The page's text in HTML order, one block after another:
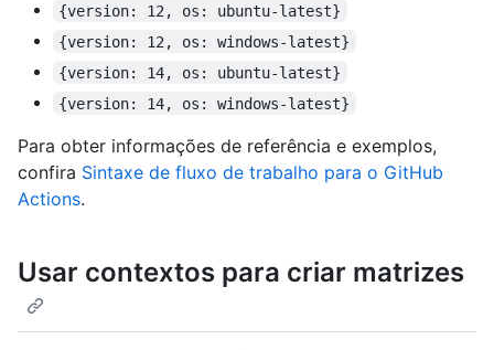
{version: 12, os: ubuntu-latest}
{version: 12, os: windows-latest}
{version: 14, os: ubuntu-latest}
{version: 14, os: windows-latest}
Para obter informações de referência e exemplos,
confira Sintaxe de fluxo de trabalho para o GitHub
Actions.
Usar contextos para criar matrizes